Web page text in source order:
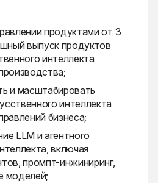
продуктами от 3
выпуск продуктов
интеллекта
и масштабировать
интеллекта
бизнеса;
LLM и агентного
включая
промпт-инжиниринг,
моделей;